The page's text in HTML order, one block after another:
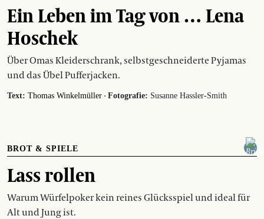
Ein Leben im Tag von … Lena
Hoschek
Über Omas Kleiderschrank, selbstgeschneiderte Pyjamas
und das Übel Pufferjacken.
Text: Thomas Winkelmüller · Fotografie: Susanne Hassler-Smith
BROT & SPIELE
Lass rollen
Warum Würfelpoker kein reines Glücksspiel und ideal für
Alt und Jung ist.